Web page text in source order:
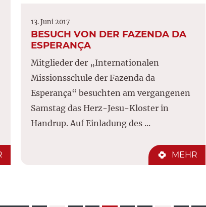
13. Juni 2017
BESUCH VON DER FAZENDA DA
ESPERANÇA
Mitglieder der „Internationalen
Missionsschule der Fazenda da
Esperança“ besuchten am vergangenen
Samstag das Herz-Jesu-Kloster in
Handrup. Auf Einladung des ...
MEHR